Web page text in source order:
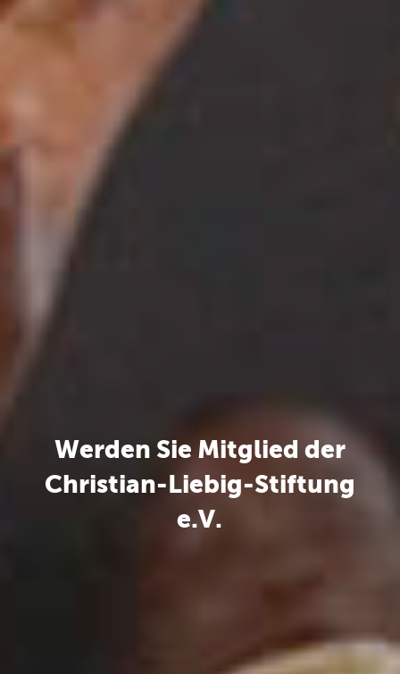
Werden Sie Mitglied der
Christian-Liebig-Stiftung
e.V.